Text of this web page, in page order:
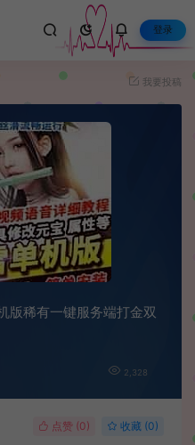
登录
我要投稿
版稀有一键服务端打金双
2,328
点赞 (0) 收藏 (0)